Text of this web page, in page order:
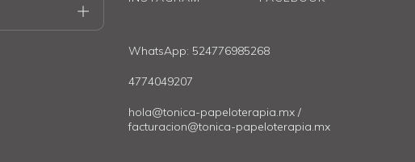
WhatsApp: 524776985268
4774049207
hola@tonica-papeloterapia.mx /
facturacion@tonica-papeloterapia.mx